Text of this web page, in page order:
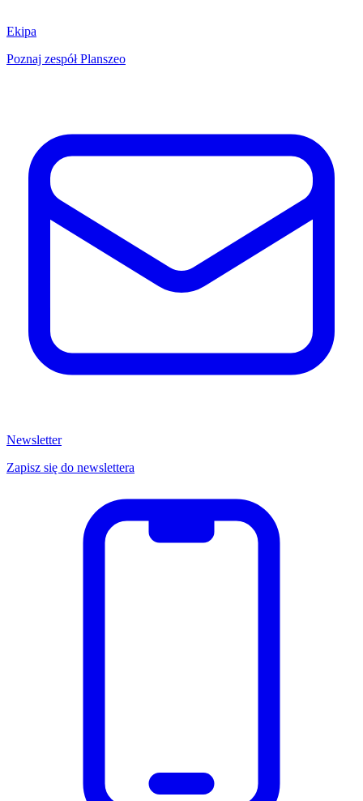
Ekipa
Poznaj zespół Planszeo
Newsletter
Zapisz się do newslettera